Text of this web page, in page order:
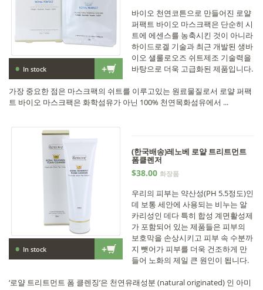
+
• In stock
바이오 천연코튼으로 만들어진 로얄
퍼팩트 바이오 마스크팩은 단순히 시
트에 에센스를 농축시킨 것이 아니라
하이드로겔 기술과 최근 개발된 생바
이오 샐룰로오즈 쉬트제조 기술력을
바탕으로 더욱 고급화된 제품입니다.
가장 중요한 점은 마스크팩의 쉬트를 이루고있는 원료물질로서 로얄 퍼팩
트 바이오 마스크팩은 화학섬유가 아닌 100% 천연목화섬유에서 ...
+
• In stock
(한국배송)레노베 로얄 트리트먼트
폼클렌저
$38.00 화장품
우리의 피부는 약산성(PH 5.5정도)인
데 보통 세안에 사용되는 비누는 알
카리성인 데다 특히 합성 계면활성제
가 포함되어 있는 제품들은 피부의
보호막을 손상시키고 피부 속 수분까
지 뺏어가 피부를 더욱 건조하게 만
들어 노화의 제일 큰 원인이 됩니다.
‘로얄 트리트먼트 폼 클렌징’은 천연유래성분 (natural originated) 인 아미